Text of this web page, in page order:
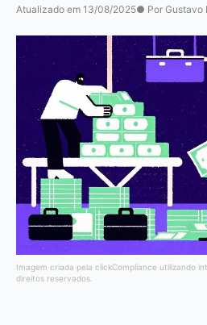
Atualizado em 13/08/2025● Por Gustavo
Imagem criada pela clickCompliance utilizando
direitos reservados.